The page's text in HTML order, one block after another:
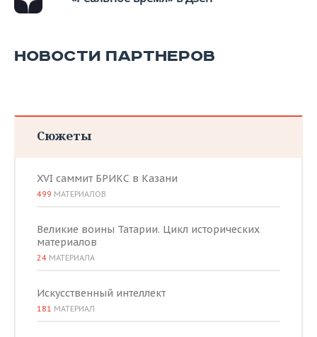
НОВОСТИ ПАРТНЕРОВ
Сюжеты
XVI саммит БРИКС в Казани
499 МАТЕРИАЛОВ
Великие воины Татарии. Цикл исторических
материалов
24 МАТЕРИАЛА
Искусственный интеллект
181 МАТЕРИАЛ